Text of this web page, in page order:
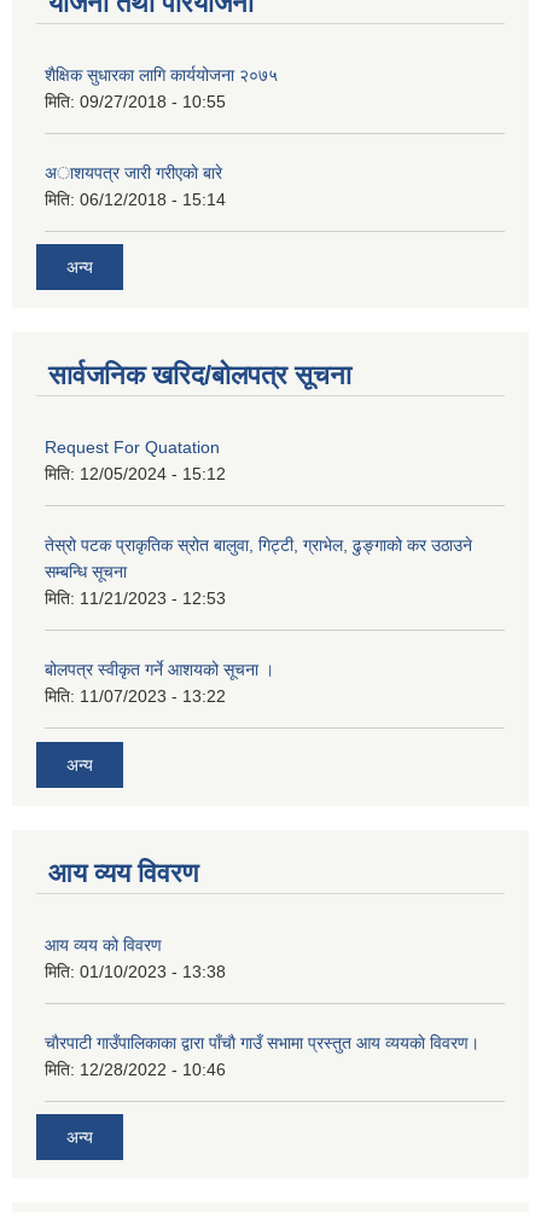
शैक्षिक सुधारका लागि कार्ययोजना २०७५
मिति: 09/27/2018 - 10:55
अाशयपत्र जारी गरीएकाे बारे
मिति: 06/12/2018 - 15:14
अन्य
सार्वजनिक खरिद/बोलपत्र सूचना
Request For Quatation
मिति: 12/05/2024 - 15:12
तेस्रो पटक प्राकृतिक स्रोत बालुवा, गिट्टी, ग्राभेल, ढुङ्गाको कर उठाउने
सम्बन्धि सूचना
मिति: 11/21/2023 - 12:53
बोलपत्र स्वीकृत गर्ने आशयको सूचना ।
मिति: 11/07/2023 - 13:22
अन्य
आय व्यय विवरण
आय व्यय को विवरण
मिति: 01/10/2023 - 13:38
चाैरपाटी गाउँपालिकाका द्वारा पाँचाै गाउँ सभामा प्रस्तुत आय व्ययकाे विवरण।
मिति: 12/28/2022 - 10:46
अन्य